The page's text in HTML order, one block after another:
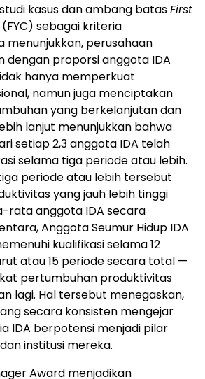
kasus dan ambang batasFirst
(FYC) sebagai kriteria
menunjukkan, perusahaan
dengan proporsi anggota IDA
hanya memperkuat
namun juga menciptakan
yang berkelanjutan dan
lanjut menunjukkan bahwa
setiap 2,3 anggota IDA telah
selama tiga periode atau lebih.
periode atau lebih tersebut
yang jauh lebih tinggi
rata anggota IDA secara
Anggota Seumur Hidup IDA
kualifikasi selama 12
atau 15 periode secara total —
pertumbuhan produktivitas
lagi. Hal tersebut menegaskan,
secara konsisten mengejar
IDA berpotensi menjadi pilar
institusi mereka.
Award menjadikan